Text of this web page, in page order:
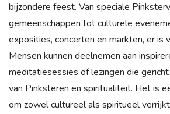
bijzondere feest. Van speciale
gemeenschappen tot culturele
exposities, concerten en markten, er is
Mensen kunnen deelnemen aan
meditatiesessies of lezingen die
van Pinksteren en spiritualiteit. Het is
om zowel cultureel als spiritueel